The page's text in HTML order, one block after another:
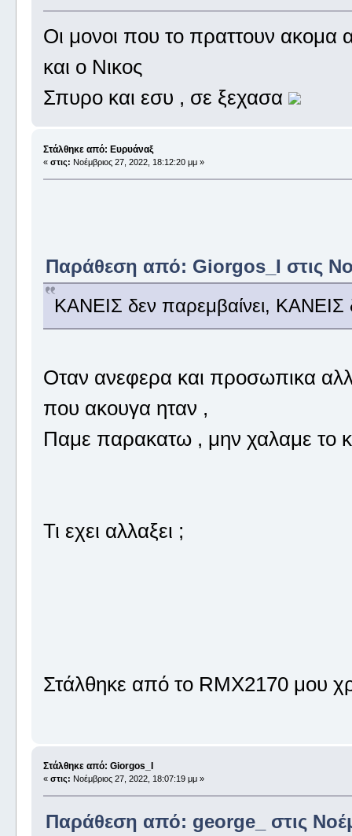
Οι μονοι που το πραττουν ακομα
και ο Νικος
Σπυρο και εσυ , σε ξεχασα
Στάλθηκε από: Ευρυάναξ
« στις: Νοέμβριος 27, 2022, 18:12:20 μμ »
Παράθεση από: Giorgos_I στις
ΚΑΝΕΙΣ δεν παρεμβαίνει, ΚΑΝΕΙΣ
Οταν ανεφερα και προσωπικα
που ακουγα ηταν ,
Παμε παρακατω , μην χαλαμε το
Τι εχει αλλαξει ;
Στάλθηκε από το RMX2170 μου
Στάλθηκε από: Giorgos_I
« στις: Νοέμβριος 27, 2022, 18:07:19 μμ »
Παράθεση από: george_ στις